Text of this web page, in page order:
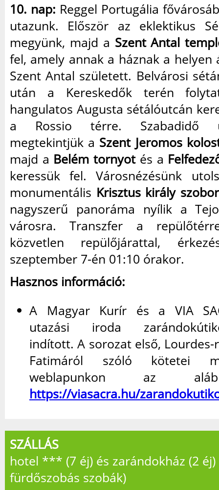
10. nap: Reggel Portugália
utazunk. Először az eklektikus
megyünk, majd a Szent Antal
fel, amely annak a háznak a helyen
Szent Antal született. Belvárosi
után a Kereskedők terén
hangulatos Augusta sétálóutcán
a Rossio térre. Szabadidő
megtekintjük a Szent Jeromos
majd a Belém tornyotés a
keressük fel. Városnézésünk
monumentális Krisztus király szobor
nagyszerű panoráma nyílik a
városra. Transzfer a
közvetlen repülőjárattal,
szeptember 7-én 01:10 órakor.
Hasznos információ:
A Magyar Kurír és a VIA
utazási iroda
indított. A sorozat első, Lourdes-
Fatimáról szóló kötetei
weblapunkon az
https://viasacra.hu/
SZÁLLÁS
hotel *** (7 éj) és zarándokház (2 éj)
fürdőszobás szobák)